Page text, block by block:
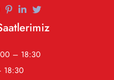
– 18:30
18:30